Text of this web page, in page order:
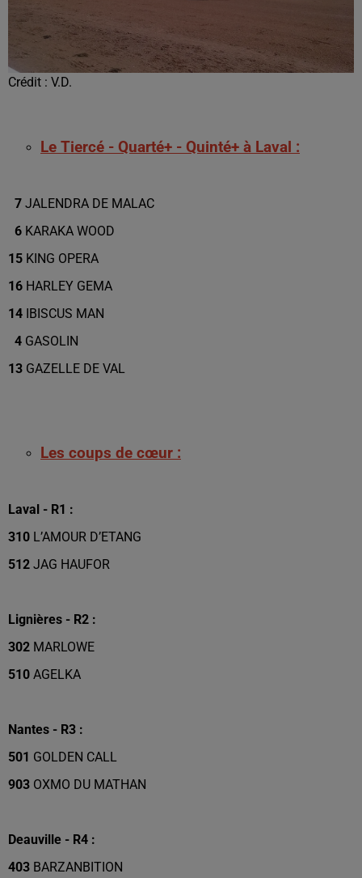
Crédit : V.D.
Le Tiercé - Quarté+ - Quinté+ à Laval :
7 JALENDRA DE MALAC
6 KARAKA WOOD
15 KING OPERA
16 HARLEY GEMA
14 IBISCUS MAN
4 GASOLIN
13 GAZELLE DE VAL
Les coups de cœur :
Laval - R1 :
310 L’AMOUR D’ETANG
512 JAG HAUFOR
Lignières - R2 :
302 MARLOWE
510 AGELKA
Nantes - R3 :
501 GOLDEN CALL
903 OXMO DU MATHAN
Deauville - R4 :
403 BARZANBITION